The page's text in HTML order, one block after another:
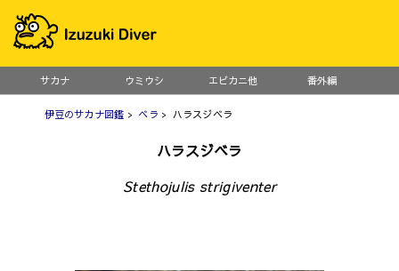
サカナ ウミウシ エビカニ他 番外編
伊豆のサカナ図鑑 > ベラ > ハラスジベラ
ハラスジベラ
Stethojulis strigiventer